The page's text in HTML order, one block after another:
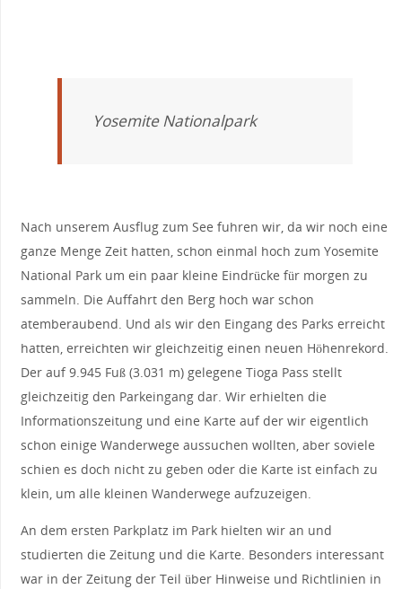
Yosemite Nationalpark
Nach unserem Ausflug zum See fuhren wir, da wir noch eine
ganze Menge Zeit hatten, schon einmal hoch zum Yosemite
National Park um ein paar kleine Eindrücke für morgen zu
sammeln. Die Auffahrt den Berg hoch war schon
atemberaubend. Und als wir den Eingang des Parks erreicht
hatten, erreichten wir gleichzeitig einen neuen Höhenrekord.
Der auf 9.945 Fuß (3.031 m) gelegene Tioga Pass stellt
gleichzeitig den Parkeingang dar. Wir erhielten die
Informationszeitung und eine Karte auf der wir eigentlich
schon einige Wanderwege aussuchen wollten, aber soviele
schien es doch nicht zu geben oder die Karte ist einfach zu
klein, um alle kleinen Wanderwege aufzuzeigen.
An dem ersten Parkplatz im Park hielten wir an und
studierten die Zeitung und die Karte. Besonders interessant
war in der Zeitung der Teil über Hinweise und Richtlinien in